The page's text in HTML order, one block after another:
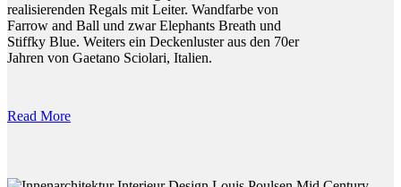
realisierenden Regals mit Leiter. Wandfarbe von
Farrow and Ball und zwar Elephants Breath und
Stiffky Blue. Weiters ein Deckenluster aus den 70er
Jahren von Gaetano Sciolari, Italien.
Read More